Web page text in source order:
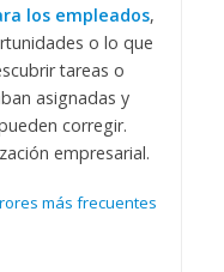
los empleados,
o lo que
tareas o
asignadas y
corregir.
empresarial.
más frecuentes